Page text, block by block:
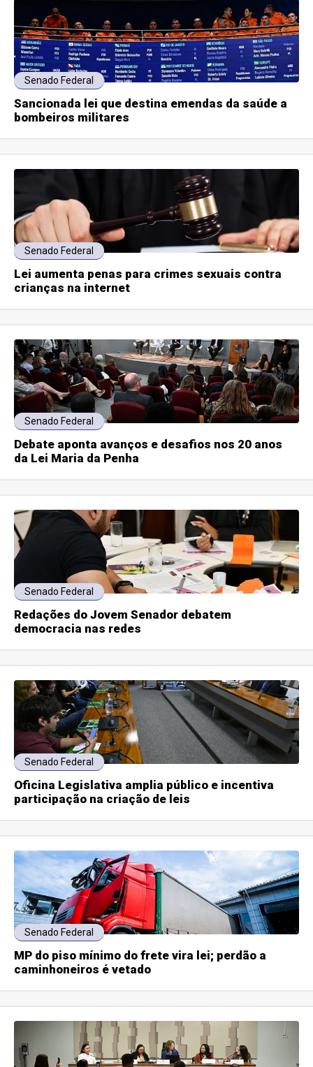
Senado Federal
Sancionada lei que destina emendas da saúde a
bombeiros militares
Senado Federal
Lei aumenta penas para crimes sexuais contra
crianças na internet
Senado Federal
Debate aponta avanços e desafios nos 20 anos
da Lei Maria da Penha
Senado Federal
Redações do Jovem Senador debatem
democracia nas redes
Senado Federal
Oficina Legislativa amplia público e incentiva
participação na criação de leis
Senado Federal
MP do piso mínimo do frete vira lei; perdão a
caminhoneiros é vetado